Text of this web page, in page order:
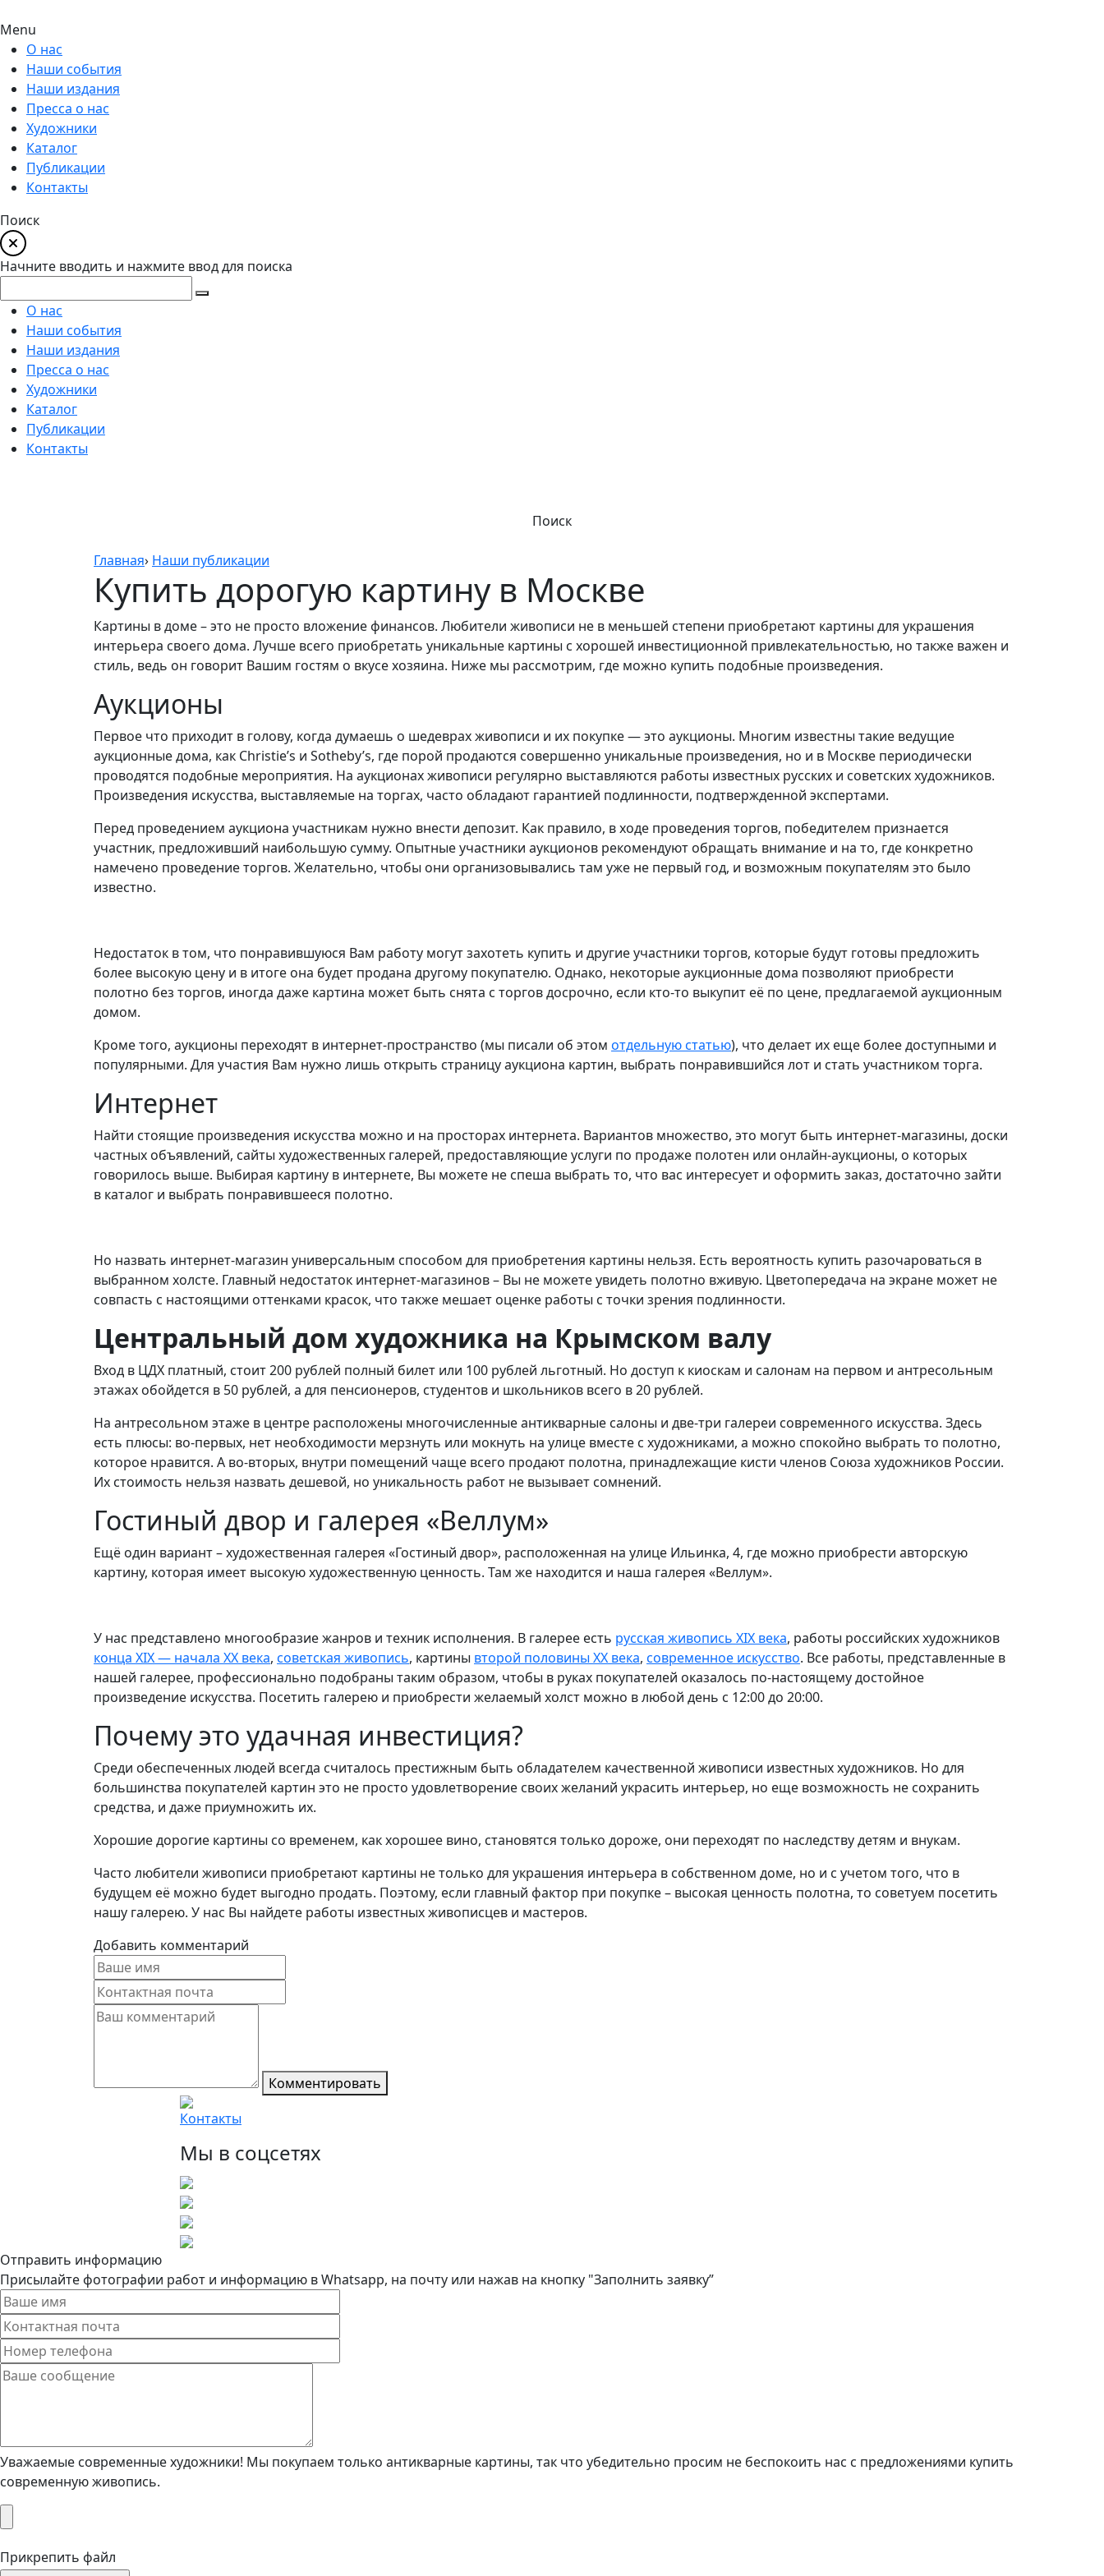
Menu
О нас
Наши события
Наши издания
Пресса о нас
Художники
Каталог
Публикации
Контакты
Поиск
Начните вводить и нажмите ввод для поиска
О нас
Наши события
Наши издания
Пресса о нас
Художники
Каталог
Публикации
Контакты
Поиск
Главная› Наши публикации
Купить дорогую картину в Москве
Картины в доме – это не просто вложение финансов. Любители живописи не в меньшей степени приобретают картины для украшения
интерьера своего дома. Лучше всего приобретать уникальные картины с хорошей инвестиционной привлекательностью, но также важен и
стиль, ведь он говорит Вашим гостям о вкусе хозяина. Ниже мы рассмотрим, где можно купить подобные произведения.
Аукционы
Первое что приходит в голову, когда думаешь о шедеврах живописи и их покупке — это аукционы. Многим известны такие ведущие
аукционные дома, как Christie’s и Sotheby’s, где порой продаются совершенно уникальные произведения, но и в Москве периодически
проводятся подобные мероприятия. На аукционах живописи регулярно выставляются работы известных русских и советских художников.
Произведения искусства, выставляемые на торгах, часто обладают гарантией подлинности, подтвержденной экспертами.
Перед проведением аукциона участникам нужно внести депозит. Как правило, в ходе проведения торгов, победителем признается
участник, предложивший наибольшую сумму. Опытные участники аукционов рекомендуют обращать внимание и на то, где конкретно
намечено проведение торгов. Желательно, чтобы они организовывались там уже не первый год, и возможным покупателям это было
известно.
Недостаток в том, что понравившуюся Вам работу могут захотеть купить и другие участники торгов, которые будут готовы предложить
более высокую цену и в итоге она будет продана другому покупателю. Однако, некоторые аукционные дома позволяют приобрести
полотно без торгов, иногда даже картина может быть снята с торгов досрочно, если кто-то выкупит её по цене, предлагаемой аукционным
домом.
Кроме того, аукционы переходят в интернет-пространство (мы писали об этом отдельную статью), что делает их еще более доступными и
популярными. Для участия Вам нужно лишь открыть страницу аукциона картин, выбрать понравившийся лот и стать участником торга.
Интернет
Найти стоящие произведения искусства можно и на просторах интернета. Вариантов множество, это могут быть интернет-магазины, доски
частных объявлений, сайты художественных галерей, предоставляющие услуги по продаже полотен или онлайн-аукционы, о которых
говорилось выше. Выбирая картину в интернете, Вы можете не спеша выбрать то, что вас интересует и оформить заказ, достаточно зайти
в каталог и выбрать понравившееся полотно.
Но назвать интернет-магазин универсальным способом для приобретения картины нельзя. Есть вероятность купить разочароваться в
выбранном холсте. Главный недостаток интернет-магазинов – Вы не можете увидеть полотно вживую. Цветопередача на экране может не
совпасть с настоящими оттенками красок, что также мешает оценке работы с точки зрения подлинности.
Центральный дом художника на Крымском валу
Вход в ЦДХ платный, стоит 200 рублей полный билет или 100 рублей льготный. Но доступ к киоскам и салонам на первом и антресольным
этажах обойдется в 50 рублей, а для пенсионеров, студентов и школьников всего в 20 рублей.
На антресольном этаже в центре расположены многочисленные антикварные салоны и две-три галереи современного искусства. Здесь
есть плюсы: во-первых, нет необходимости мерзнуть или мокнуть на улице вместе с художниками, а можно спокойно выбрать то полотно,
которое нравится. А во-вторых, внутри помещений чаще всего продают полотна, принадлежащие кисти членов Союза художников России.
Их стоимость нельзя назвать дешевой, но уникальность работ не вызывает сомнений.
Гостиный двор и галерея «Веллум»
Ещё один вариант – художественная галерея «Гостиный двор», расположенная на улице Ильинка, 4, где можно приобрести авторскую
картину, которая имеет высокую художественную ценность. Там же находится и наша галерея «Веллум».
У нас представлено многообразие жанров и техник исполнения. В галерее есть русская живопись XIX века, работы российских художников
конца XIX — начала XX века, советская живопись, картины второй половины XX века, современное искусство. Все работы, представленные в
нашей галерее, профессионально подобраны таким образом, чтобы в руках покупателей оказалось по-настоящему достойное
произведение искусства. Посетить галерею и приобрести желаемый холст можно в любой день с 12:00 до 20:00.
Почему это удачная инвестиция?
Среди обеспеченных людей всегда считалось престижным быть обладателем качественной живописи известных художников. Но для
большинства покупателей картин это не просто удовлетворение своих желаний украсить интерьер, но еще возможность не сохранить
средства, и даже приумножить их.
Хорошие дорогие картины со временем, как хорошее вино, становятся только дороже, они переходят по наследству детям и внукам.
Часто любители живописи приобретают картины не только для украшения интерьера в собственном доме, но и с учетом того, что в
будущем её можно будет выгодно продать. Поэтому, если главный фактор при покупке – высокая ценность полотна, то советуем посетить
нашу галерею. У нас Вы найдете работы известных живописцев и мастеров.
Добавить комментарий
Комментировать
Контакты
Мы в соцсетях
Отправить информацию
Присылайте фотографии работ и информацию в Whatsapp, на почту или нажав на кнопку "Заполнить заявку”
Уважаемые современные художники! Мы покупаем только антикварные картины, так что убедительно просим не беспокоить нас с предложениями купить
современную живопись.
Прикрепить файл